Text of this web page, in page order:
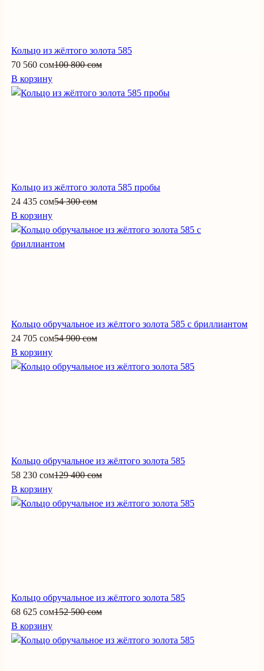
Кольцо из жёлтого золота 585
70 560 сом100 800 сом
В корзину
Кольцо из жёлтого золота 585 пробы
24 435 сом54 300 сом
В корзину
Кольцо обручальное из жёлтого золота 585 с бриллиантом
24 705 сом54 900 сом
В корзину
Кольцо обручальное из жёлтого золота 585
58 230 сом129 400 сом
В корзину
Кольцо обручальное из жёлтого золота 585
68 625 сом152 500 сом
В корзину